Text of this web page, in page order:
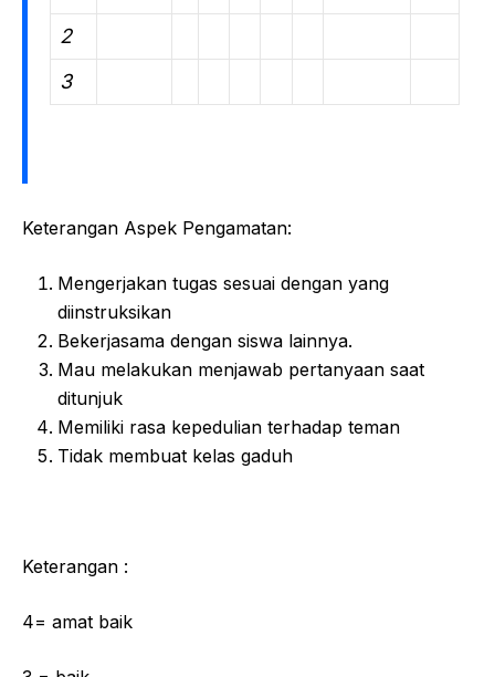
2
3
Keterangan Aspek Pengamatan:
Mengerjakan tugas sesuai dengan yang
diinstruksikan
Bekerjasama dengan siswa lainnya.
Mau melakukan menjawab pertanyaan saat
ditunjuk
Memiliki rasa kepedulian terhadap teman
Tidak membuat kelas gaduh
Keterangan :
4= amat baik